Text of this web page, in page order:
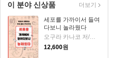
이 분야 신상품
세포를 가까이서 들여
다보니 놀라웠다
오구라 카나코 저/장하나 역
12,600원
더보기